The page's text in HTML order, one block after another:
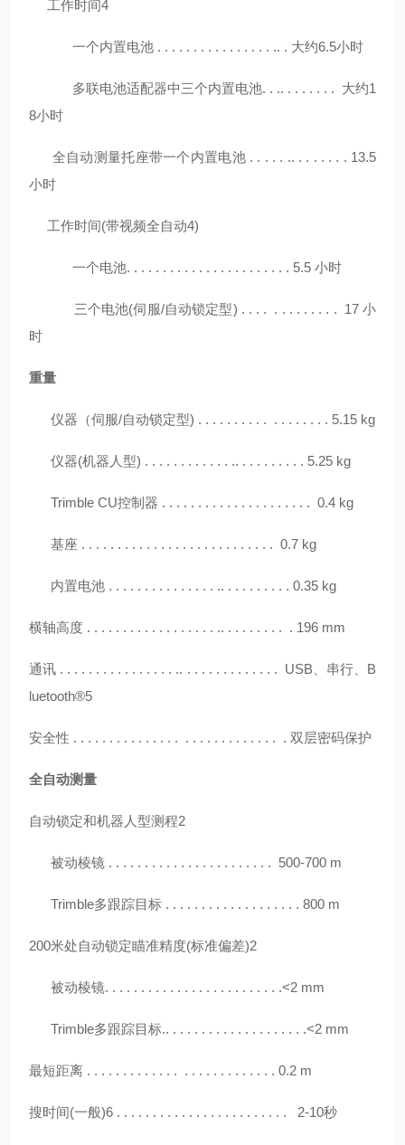
工作时间4
一个内置电池 . . . . . . . . . . . . . . . . .. . 大约6.5小时
多联电池适配器中三个内置电池. . .. . . . . . . . 大约1
8小时
全自动测量托座带一个内置电池 . . . . . .. . . . . . . . 13.5
小时
工作时间(带视频全自动4)
一个电池. . . . . . . . . . . . . . . . . . . . . . . 5.5 小时
三个电池(伺服/自动锁定型) . . . . . . . . . . . . . 17 小
时
重量
仪器（伺服/自动锁定型) . . . . . . . . . . . . . . . . . . 5.15 kg
仪器(机器人型) . . . . . . . . . . . . .. . . . . . . . . . 5.25 kg
Trimble CU控制器 . . . . . . . . . . . . . . . . . . . . . 0.4 kg
基座 . . . . . . . . . . . . . . . . . . . . . . . . . . . 0.7 kg
内置电池 . . . . . . . . . . . . . . . .. . . . . . . . . . 0.35 kg
横轴高度 . . . . . . . . . . . . . . . . . . .. . . . . . . . . . 196 mm
通讯 . . . . . . . . . . . . . . . . .. . . . . . . . . . . . . . USB、串行、B
luetooth®5
安全性 . . . . . . . . . . . . . . . . . . . . . . . . . . . . . 双层密码保护
全自动测量
自动锁定和机器人型测程2
被动棱镜 . . . . . . . . . . . . . . . . . . . . . . . 500-700 m
Trimble多跟踪目标 . . . . . . . . . . . . . . . . . . . 800 m
200米处自动锁定瞄准精度(标准偏差)2
被动棱镜. . . . . . . . . . . . . . . . . . . . . . . . .<2 mm
Trimble多跟踪目标.. . . . . . . . . . . . . . . . . . . .<2 mm
最短距离 . . . . . . . . . . . . . . . . . . . . . . . . . . 0.2 m
搜时间(一般)6 . . . . . . . . . . . . . . . . . . . . . . . . 2-10秒